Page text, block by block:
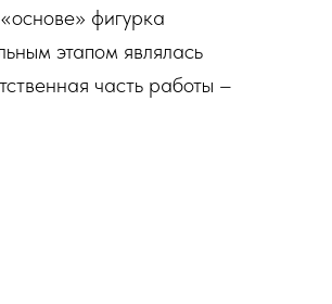
фигурка
этапом являлась
часть работы –